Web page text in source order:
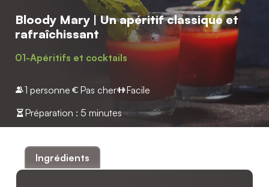
Bloody Mary | Un apéritif classique et
rafraîchissant
01-Apéritifs et cocktails
1 personne Pas cher
Facile
Préparation : 5 minutes
Ingrédients